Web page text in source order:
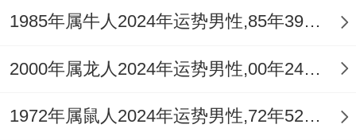
已婚的双子座女生会在日常中发现新的浪漫
~打个比方每周三的“咖啡外卖惊喜日” -要不
不能少的是保持新鲜感,有个结婚五年的姐姐
1985年属牛人2024年运势男性,85年39岁属牛男2024年每月运程怎么样
2000年属龙人2024年运势男性,00年24岁属龙男2024年每月运程怎么样
1972年属鼠人2024年运势男性,72年52岁属鼠男2024年每月运程怎么样